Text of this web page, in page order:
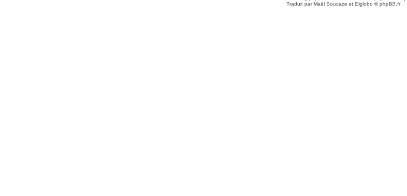
Traduit par Maël Soucaze et Elglobo ©phpBB.fr